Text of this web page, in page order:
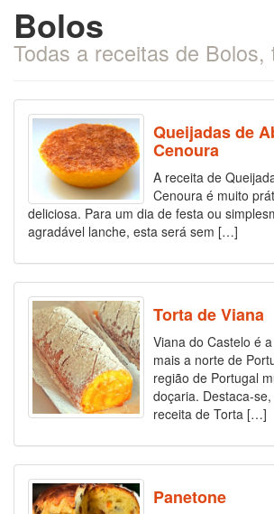
Bolos
Todas a receitas de
Queijadas de
Cenoura
A receita de
Cenoura é muito
deliciosa. Para um dia de festa ou
agradável lanche, esta será sem […]
Torta de Viana
Viana do Castelo é
mais a norte de
região de Portugal
doçaria. Destaca-
receita de Torta […]
Panetone